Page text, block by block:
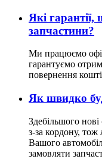
Які
запчастини?
Ми працюємо
гарантуємо
повернення
Як швидко
Здебільшого
з-за кордону, тож
Вашого
замовляти